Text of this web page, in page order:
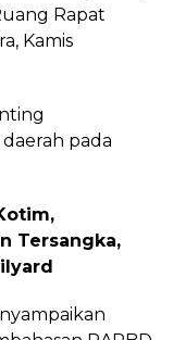
Rapat
Kamis
pada
Tersangka,